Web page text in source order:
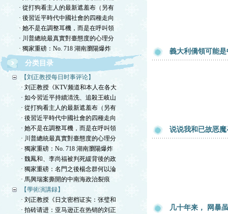
· 從打狗看主人的最新遮羞布（另有
· 後習近平時代中國社會的四種走向
· 她不是在調整耳機，而是在呼叫領
· 川普總統最真實對臺態度的心理分
· 獨家重磅：No. 718 湖南瀏陽爆炸
分类目录
【刘正教授每日时事评论】
· 刘正教授《KTV频道和本人在各大
· 如今習近平持續清洗、追殺王岐山
· 從打狗看主人的最新遮羞布（另有
· 後習近平時代中國社會的四種走向
· 她不是在調整耳機，而是在呼叫領
· 川普總統最真實對臺態度的心理分
· 獨家重磅：No. 718 湖南瀏陽爆炸
· 魏鳳和、李尚福被判死緩背後的政
· 獨家重磅：名門之後楊念群何以淪
· 馬興瑞案撕開的中南海政治裂痕
【學術演講録】
· 刘正教授《日文密档证实：张璧和
· 拍砖请进：亚马逊正在热销的刘正
義大利僑領可能
说说我和已故恶
几十年来， 网暴